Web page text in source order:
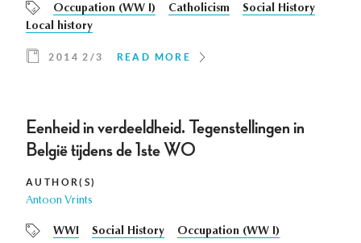
Occupation (WW I) Catholicism
Social History
Local history
2014 2/3 READ MORE
Eenheid in verdeeldheid. Tegenstellingen in
België tijdens de 1ste WO
AUTHOR(S)
Antoon Vrints
WWI Social History Occupation (WW I)